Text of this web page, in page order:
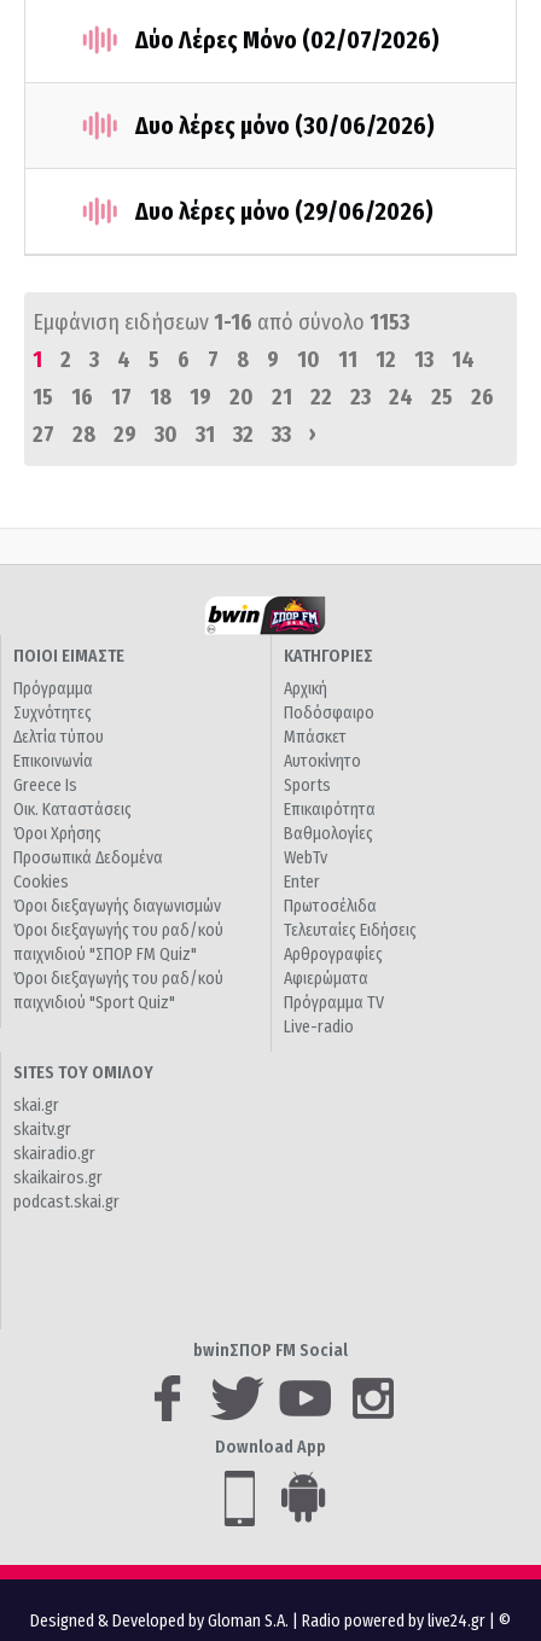
Δύο Λέρες Μόνο (02/07/2026)
Δυο λέρες μόνο (30/06/2026)
Δυο λέρες μόνο (29/06/2026)
Εμφάνιση ειδήσεων1-16 από σύνολο 1153
1
2 3 4 5 6 7 8 9 10 11 12 13
14
15
16 17 18 19 20 21 22 23 24 25
26
27
28 29 30 31 32 33 ›
ΠΟΙΟΙ ΕΙΜΑΣΤΕ
Πρόγραμμα
Συχνότητες
Δελτία τύπου
Επικοινωνία
Greece Is
Οικ. Καταστάσεις
Όροι Χρήσης
Προσωπικά Δεδομένα
Cookies
Όροι διεξαγωγής διαγωνισμών
Όροι διεξαγωγής του ραδ/κού
παιχνιδιού "ΣΠΟΡ FM Quiz"
Όροι διεξαγωγής του ραδ/κού
παιχνιδιού "Sport Quiz"
ΚΑΤΗΓΟΡΙΕΣ
Αρχική
Ποδόσφαιρο
Μπάσκετ
Αυτοκίνητο
Sports
Επικαιρότητα
Βαθμολογίες
WebTv
Enter
Πρωτοσέλιδα
Τελευταίες Ειδήσεις
Αρθρογραφίες
Αφιερώματα
Πρόγραμμα TV
Live-radio
SITES ΤΟΥ ΟΜΙΛΟΥ
skai.gr
skaitv.gr
skairadio.gr
skaikairos.gr
podcast.skai.gr
bwinΣΠΟΡ FM Social
Download App
Designed & Developed by Gloman S.A. Radio powered by live24.gr | ©